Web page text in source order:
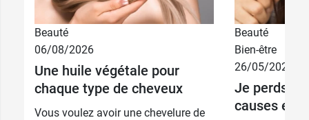
Beauté
06/08/2026
Une huile végétale pour
chaque type de cheveux
Vous voulez avoir une chevelure de
Beauté
Bien-être
26/05/2026
Je perds
causes et